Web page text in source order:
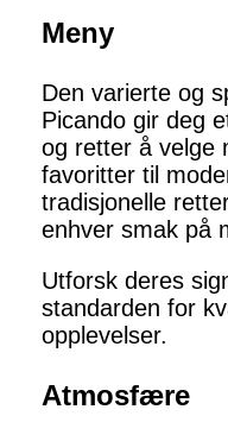
Meny
Den varierte og
Picando gir deg
og retter å velge
favoritter til
tradisjonelle
enhver smak på
Utforsk deres
standarden for
opplevelser.
Atmosfære